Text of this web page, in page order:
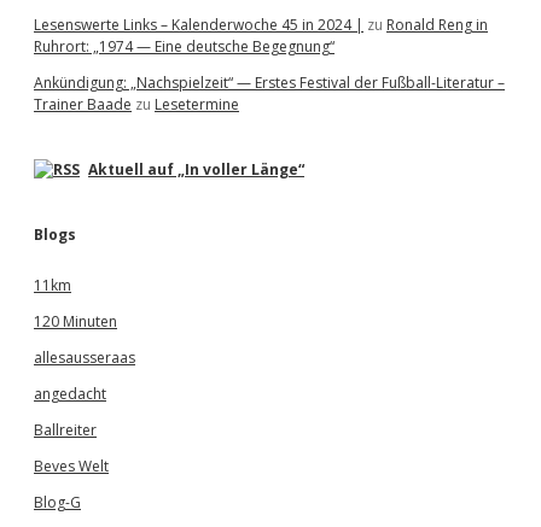
Lesenswerte Links – Kalenderwoche 45 in 2024 | zu Ronald Reng in
Ruhrort: „1974 — Eine deutsche Begegnung“
Ankündigung: „Nachspielzeit“ — Erstes Festival der Fußball-Literatur –
Trainer Baade zu Lesetermine
Aktuell auf „In voller Länge“
Blogs
11km
120 Minuten
allesausseraas
angedacht
Ballreiter
Beves Welt
Blog-G